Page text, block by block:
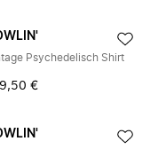
Psychedelisch Shirt
€